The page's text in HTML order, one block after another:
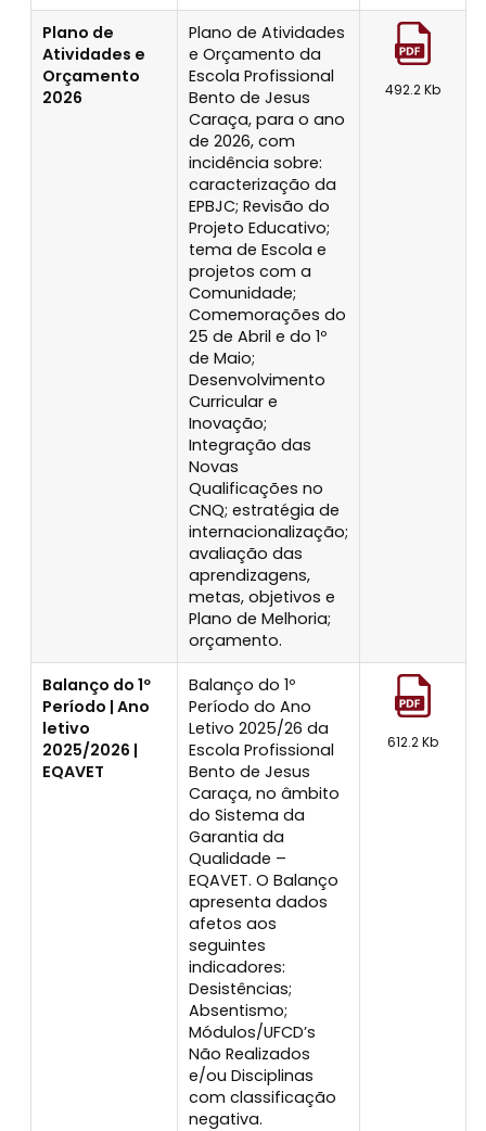
Plano de
Atividades e
Orçamento
2026
Plano de Atividades
e Orçamento da
Escola Profissional
Bento de Jesus
Caraça, para o ano
de 2026, com
incidência sobre:
caracterização da
EPBJC; Revisão do
Projeto Educativo;
tema de Escola e
projetos com a
Comunidade;
Comemorações do
25 de Abril e do 1º
de Maio;
Desenvolvimento
Curricular e
Inovação;
Integração das
Novas
Qualificações no
CNQ; estratégia de
internacionalização;
avaliação das
aprendizagens,
metas, objetivos e
Plano de Melhoria;
orçamento.
492.2 Kb
Balanço do 1º
Período | Ano
letivo
2025/2026 |
EQAVET
Balanço do 1º
Período do Ano
Letivo 2025/26 da
Escola Profissional
Bento de Jesus
Caraça, no âmbito
do Sistema da
Garantia da
Qualidade –
EQAVET. O Balanço
apresenta dados
afetos aos
seguintes
indicadores:
Desistências;
Absentismo;
Módulos/UFCD’s
Não Realizados
e/ou Disciplinas
com classificação
negativa.
612.2 Kb